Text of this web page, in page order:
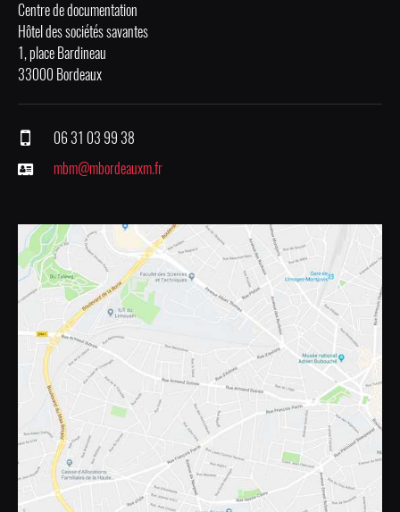
Centre de documentation
Hôtel des sociétés savantes
1, place Bardineau
33000 Bordeaux
06 31 03 99 38
mbm@mbordeauxm.fr